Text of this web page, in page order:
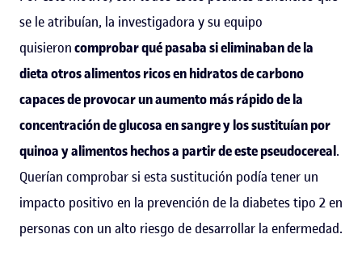
se le atribuían, la investigadora y su equipo
quisieroncomprobar qué pasaba si eliminaban de la
dieta otros alimentos ricos en hidratos de carbono
capaces de provocar un aumento más rápido de la
concentración de glucosa en sangre y los sustituían por
quinoa y alimentos hechos a partir de este pseudocereal.
Querían comprobar si esta sustitución podía tener un
impacto positivo en la prevención de la diabetes tipo 2 en
personas con un alto riesgo de desarrollar la enfermedad.